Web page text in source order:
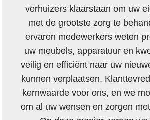
verhuizers klaarstaan om uw
met de grootste zorg te
ervaren medewerkers weten
uw meubels, apparatuur en
veilig en efficiënt naar uw
kunnen verplaatsen.
kernwaarde voor ons, en we
om al uw wensen en zorgen